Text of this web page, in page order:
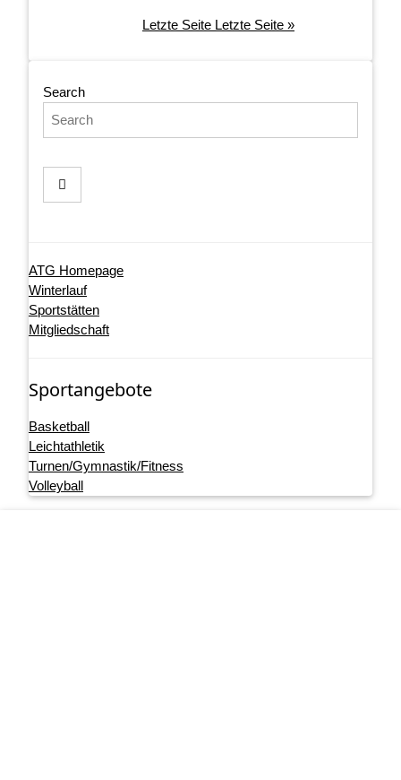
Letzte Seite Letzte Seite »
Search
ATG Homepage
Winterlauf
Sportstätten
Mitgliedschaft
Sportangebote
Basketball
Leichtathletik
Turnen/Gymnastik/Fitness
Volleyball